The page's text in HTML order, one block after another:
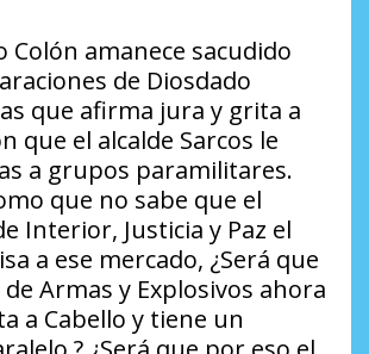
Colón amanece sacudido
de Diosdado
que afirma jura y grita a
que el alcalde Sarcos le
a grupos paramilitares.
que no sabe que el
Interior, Justicia y Paz el
a ese mercado, ¿Será que
Armas y Explosivos ahora
a Cabello y tiene un